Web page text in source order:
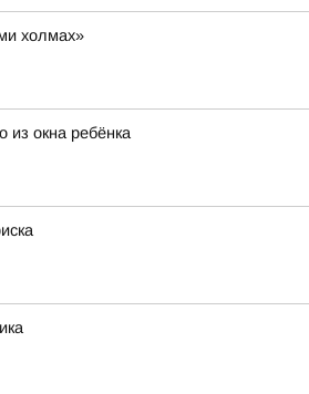
холмах»
окна ребёнка